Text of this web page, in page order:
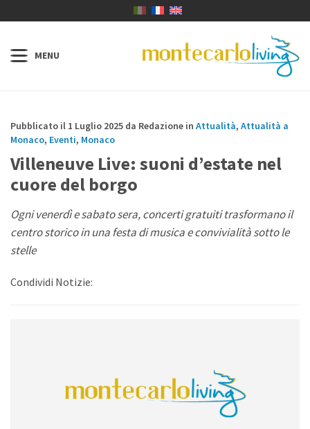
Pubblicato il 1 Luglio 2025 da Redazione in Attualità, Attualità a
Monaco, Eventi, Monaco
Villeneuve Live: suoni d’estate nel
cuore del borgo
Ogni venerdì e sabato sera, concerti gratuiti trasformano il
centro storico in una festa di musica e convivialità sotto le
stelle
Condividi Notizie: